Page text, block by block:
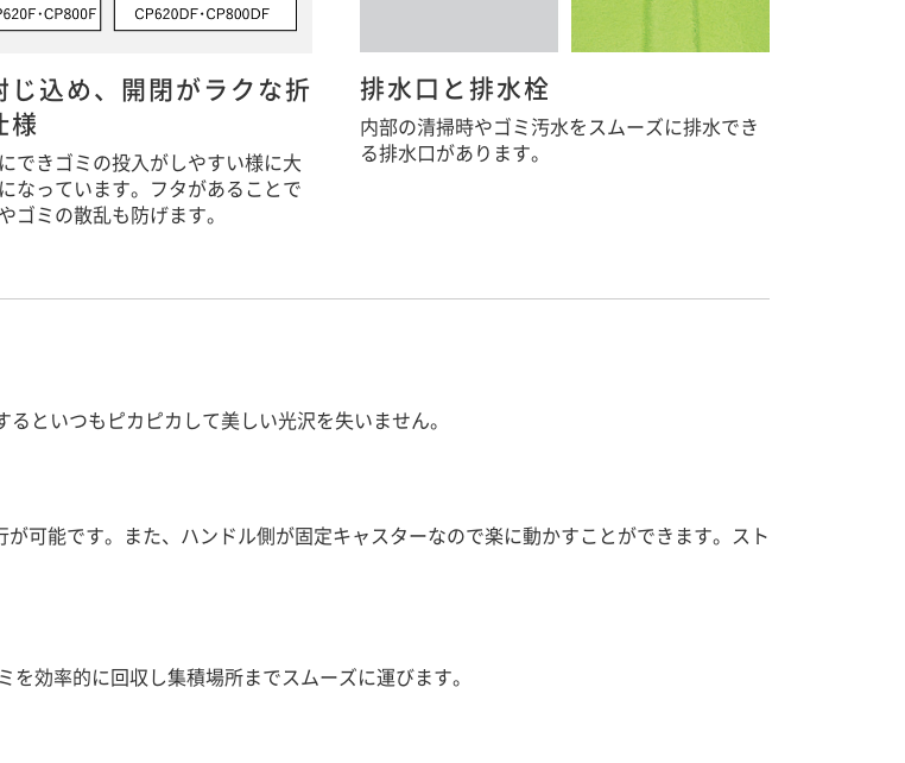
じ込め、開閉がラクな折
様
できゴミの投入がしやすい様に大
なっています。フタがあることで
ゴミの散乱も防げます。
排水口と排水栓
内部の清掃時やゴミ汚水をスムーズに排水でき
る排水口があります。
といつもピカピカして美しい光沢を失いません。
可能です。また、ハンドル側が固定キャスターなので楽に動かすことができます。スト
効率的に回収し集積場所までスムーズに運びます。